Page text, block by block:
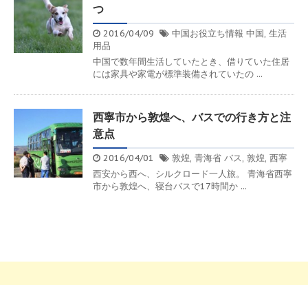
つ
2016/04/09 中国お役立ち情報 中国, 生活
用品
中国で数年間生活していたとき、借りていた住居
には家具や家電が標準装備されていたの ...
西寧市から敦煌へ、バスでの行き方と注
意点
2016/04/01 敦煌, 青海省 バス, 敦煌, 西寧
西安から西へ、シルクロード一人旅。 青海省西寧
市から敦煌へ、寝台バスで17時間か ...